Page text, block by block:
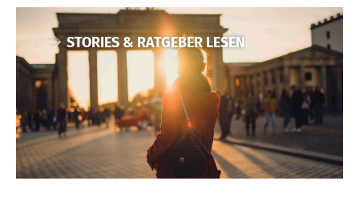
STORIES & RATGEBER LESEN